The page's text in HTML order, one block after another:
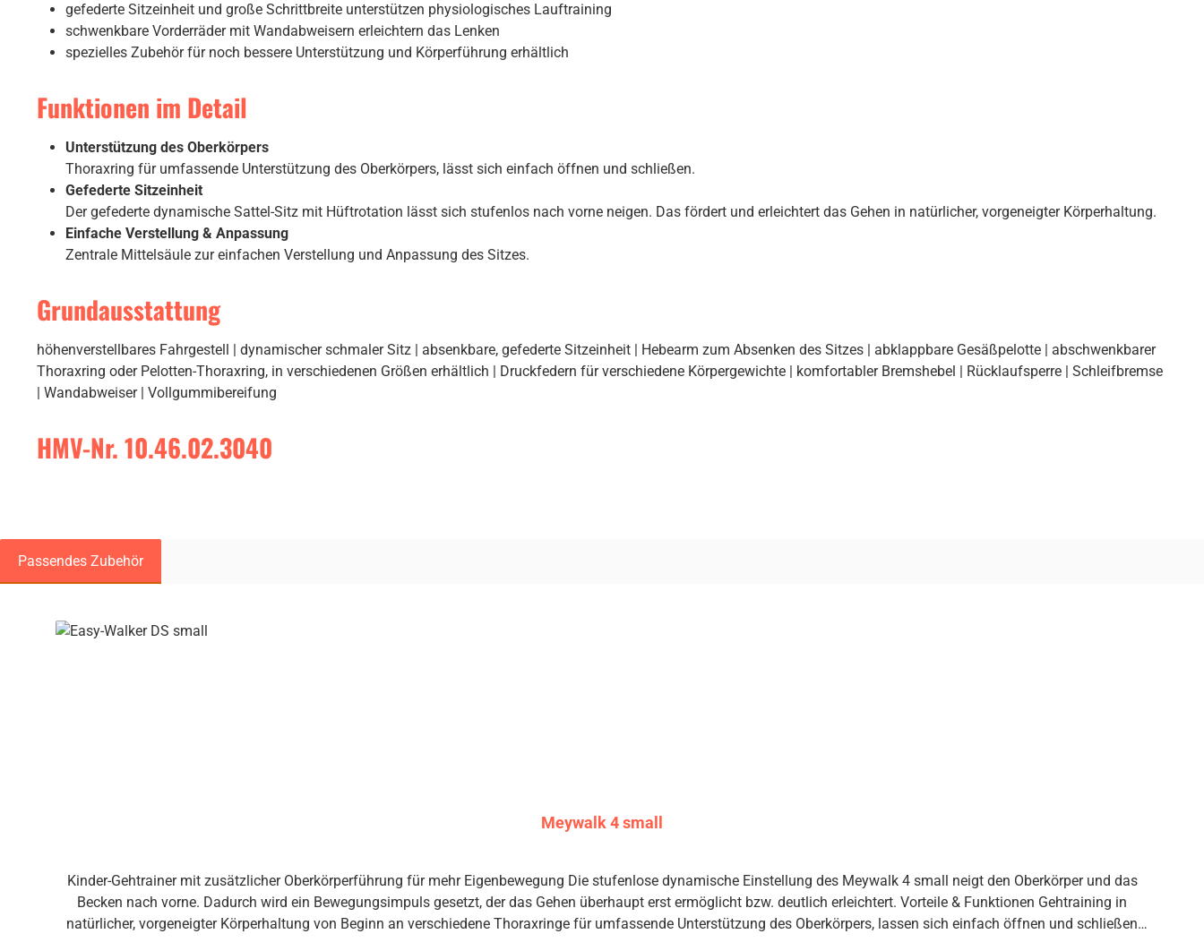
gefederte Sitzeinheit und große Schrittbreite unterstützen physiologisches Lauftraining
schwenkbare Vorderräder mit Wandabweisern erleichtern das Lenken
spezielles Zubehör für noch bessere Unterstützung und Körperführung erhältlich
Funktionen im Detail
Unterstützung des Oberkörpers
Thoraxring für umfassende Unterstützung des Oberkörpers, lässt sich einfach öffnen und schließen.
Gefederte Sitzeinheit
Der gefederte dynamische Sattel-Sitz mit Hüftrotation lässt sich stufenlos nach vorne neigen. Das fördert und erleichtert das Gehen in natürlicher, vorgeneigter Körperhaltung.
Einfache Verstellung & Anpassung
Zentrale Mittelsäule zur einfachen Verstellung und Anpassung des Sitzes.
Grundausstattung
höhenverstellbares Fahrgestell | dynamischer schmaler Sitz | absenkbare, gefederte Sitzeinheit | Hebearm zum Absenken des Sitzes | abklappbare Gesäßpelotte | abschwenkbarer
Thoraxring oder Pelotten-Thoraxring, in verschiedenen Größen erhältlich | Druckfedern für verschiedene Körpergewichte | komfortabler Bremshebel | Rücklaufsperre | Schleifbremse
| Wandabweiser | Vollgummibereifung
HMV-Nr. 10.46.02.3040
Passendes Zubehör
Meywalk 4 small
Kinder-Gehtrainer mit zusätzlicher Oberkörperführung für mehr Eigenbewegung Die stufenlose dynamische Einstellung des Meywalk 4 small neigt den Oberkörper und das
Becken nach vorne. Dadurch wird ein Bewegungsimpuls gesetzt, der das Gehen überhaupt erst ermöglicht bzw. deutlich erleichtert. Vorteile & Funktionen Gehtraining in
natürlicher, vorgeneigter Körperhaltung von Beginn an verschiedene Thoraxringe für umfassende Unterstützung des Oberkörpers, lassen sich einfach öffnen und schließen